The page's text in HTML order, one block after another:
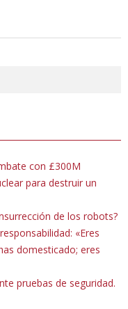
con £300M
para destruir un
de los robots?
«Eres
domesticado; eres
pruebas de seguridad.